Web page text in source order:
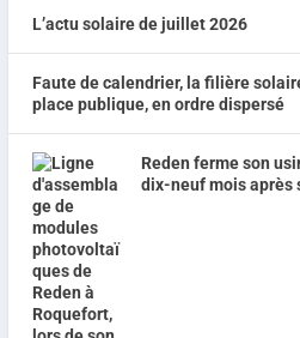
L’actu solaire de juillet 2026
Faute de calendrier, la filière
place publique, en ordre dispersé
Reden ferme son
dix-neuf mois après